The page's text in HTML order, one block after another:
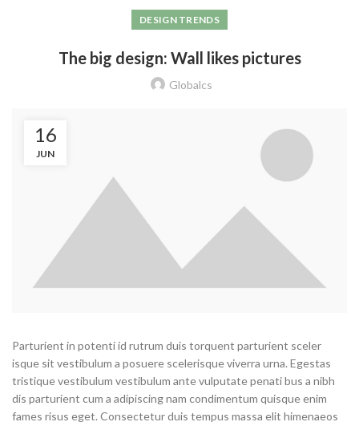
DESIGN TRENDS
The big design: Wall likes pictures
Globalcs
16
JUN
Parturient in potenti id rutrum duis torquent parturient sceler
isque sit vestibulum a posuere scelerisque viverra urna. Egestas
tristique vestibulum vestibulum ante vulputate penati bus a nibh
dis parturient cum a adipiscing nam condimentum quisque enim
fames risus eget. Consectetur duis tempus massa elit himenaeos